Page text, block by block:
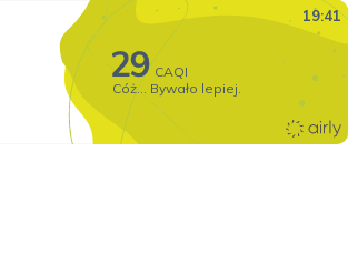
19:41
CAQI
Cóż... Bywało lepiej.